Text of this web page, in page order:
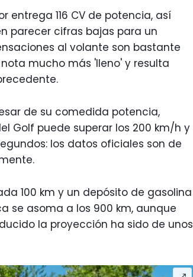
116 CV de potencia, así
parecer cifras bajas para un
al volante son bastante
mucho más 'lleno' y resulta
de su comedida potencia,
Golf puede superar los 200 km/h y
los datos oficiales son de
100 km y un depósito de gasolina
se asoma a los 900 km, aunque
la proyección ha sido de unos